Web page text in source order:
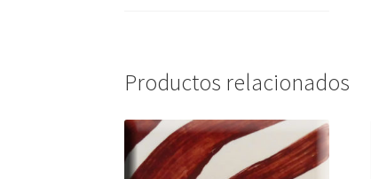
Productos relacionados